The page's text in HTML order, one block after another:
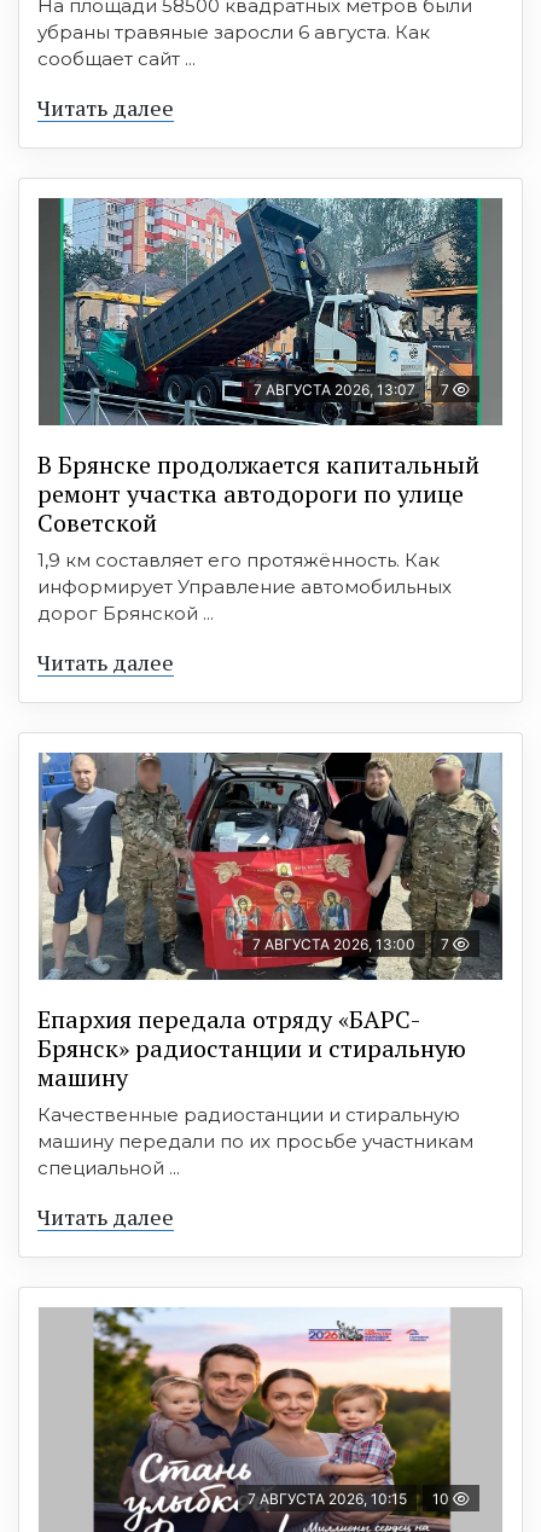
На площади 58500 квадратных метров были
убраны травяные заросли 6 августа. Как
сообщает сайт ...
Читать далее
7 АВГУСТА 2026, 13:07 7
В Брянске продолжается капитальный
ремонт участка автодороги по улице
Советской
1,9 км составляет его протяжённость. Как
информирует Управление автомобильных
дорог Брянской ...
Читать далее
7 АВГУСТА 2026, 13:00 7
Епархия передала отряду «БАРС-
Брянск» радиостанции и стиральную
машину
Качественные радиостанции и стиральную
машину передали по их просьбе участникам
специальной ...
Читать далее
7 АВГУСТА 2026, 10:15 10